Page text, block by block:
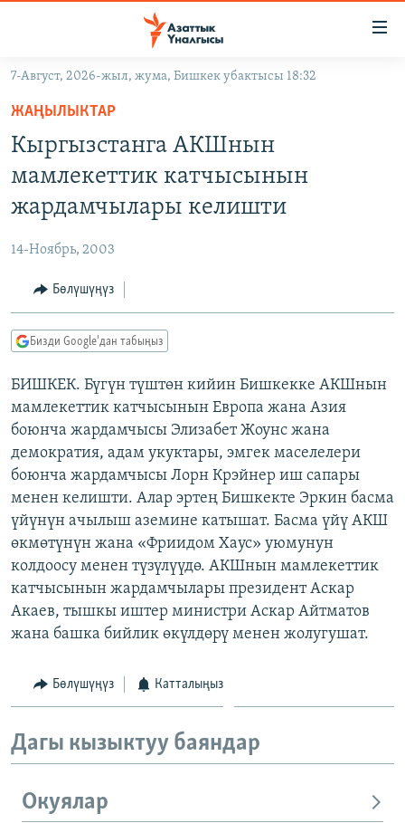
Навигацияга
өтүңүз
Издөөгө
салыңызКЫРГЫЗСТАН
МАДАНИЯТ
ДҮЙНӨ
ТВ ПРОГРАММАЛАР
БҮГҮН АЗАТТЫКТА
ДАНИСТЕ
АЗАТТЫК+
ЫҢГАЙСЫЗ СУРООЛОР
ПОДКАСТ
ОНЛАЙН ШЕРИНЕ
ЭЕ/АРнун бардык сайттары
7-Август, 2026-жыл, жума, Бишкек убактысы 18:32
ЖАҢЫЛЫКТАР
Кыргызстанга АКШнын
мамлекеттик катчысынын
жардамчылары келишти
14-Ноябрь, 2003
Бөлүшүңүз
Бизди Google'дан табыңыз
БИШКЕК. Бүгүн түштөн кийин Бишкекке АКШнын
мамлекеттик катчысынын Европа жана Азия
боюнча жардамчысы Элизабет Жоунс жана
демократия, адам укуктары, эмгек маселелери
боюнча жардамчысы Лорн Крэйнер иш сапары
менен келишти. Алар эртең Бишкекте Эркин басма
үйүнүн ачылыш аземине катышат. Басма үйү АКШ
өкмөтүнүн жана «Фриидом Хаус» уюмунун
колдоосу менен түзүлүүдө. АКШнын мамлекеттик
катчысынын жардамчылары президент Аскар
Акаев, тышкы иштер министри Аскар Айтматов
жана башка бийлик өкүлдөрү менен жолугушат.
Бөлүшүңүз Катталыңыз
Дагы кызыктуу баяндар
Окуялар